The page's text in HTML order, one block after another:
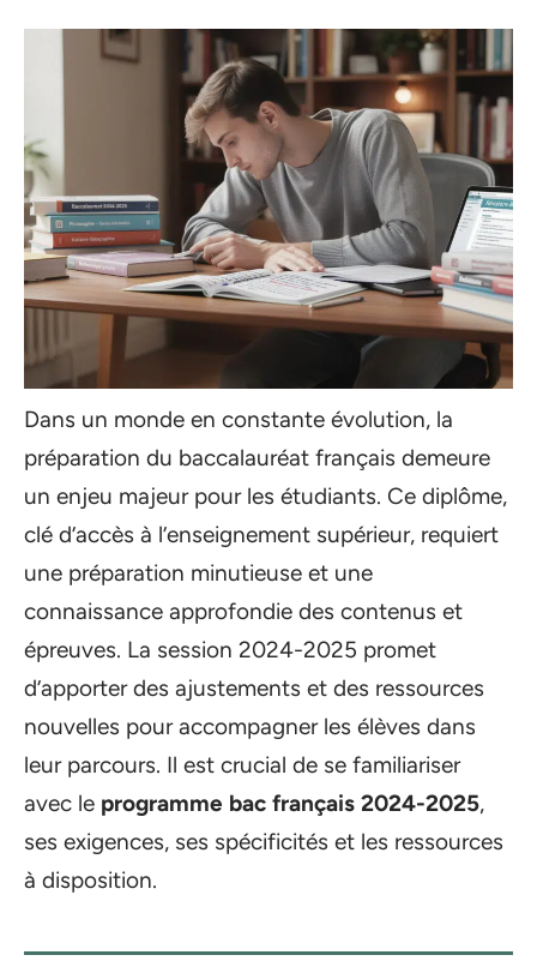
Dans un monde en constante évolution, la
préparation du baccalauréat français demeure
un enjeu majeur pour les étudiants. Ce diplôme,
clé d’accès à l’enseignement supérieur, requiert
une préparation minutieuse et une
connaissance approfondie des contenus et
épreuves. La session 2024-2025 promet
d’apporter des ajustements et des ressources
nouvelles pour accompagner les élèves dans
leur parcours. Il est crucial de se familiariser
avec le programme bac français 2024-2025,
ses exigences, ses spécificités et les ressources
à disposition.